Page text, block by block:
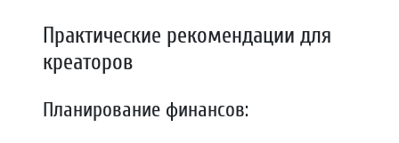
Практические рекомендации для
креаторов
Планирование финансов: